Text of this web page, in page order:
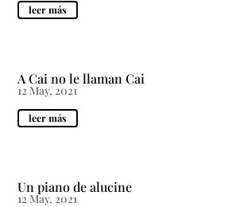
leer más
A Cai no le llaman Cai
12 May, 2021
leer más
Un piano de alucine
12 May, 2021